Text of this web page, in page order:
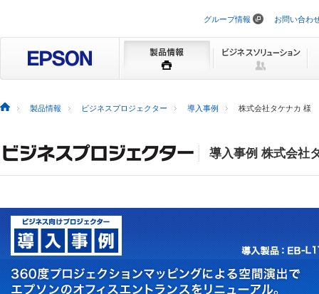
ビ
ョ
を
プ
グループ情報 お問い合わ
製品情報 ビジネスプロジェクター 導入事例 株式会社タケナカ 様
導入事例 株式会社